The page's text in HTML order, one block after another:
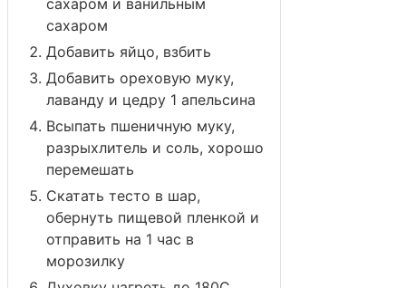
сахаром и ванильным
сахаром
Добавить яйцо, взбить
Добавить ореховую муку,
лаванду и цедру 1 апельсина
Всыпать пшеничную муку,
разрыхлитель и соль, хорошо
перемешать
Скатать тесто в шар,
обернуть пищевой пленкой и
отправить на 1 час в
морозилку